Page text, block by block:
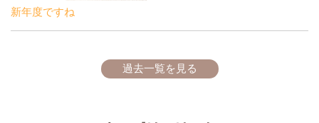
新年度ですね
過去一覧を見る